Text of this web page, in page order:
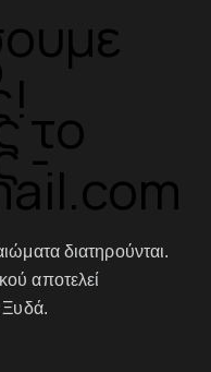
το
-
διατηρούνται.
αποτελεί
Ξυδά.